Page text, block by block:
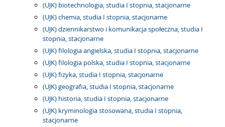
(UJK) biotechnologia, studia I stopnia, stacjonarne
(UJK) chemia, studia I stopnia, stacjonarne
(UJK) dziennikarstwo i komunikacja społeczna, studia I
stopnia, stacjonarne
(UJK) filologia angielska, studia I stopnia, stacjonarne
(UJK) filologia polska, studia I stopnia, stacjonarne
(UJK) fizyka, studia I stopnia, stacjonarne
(UJK) geografia, studia I stopnia, stacjonarne
(UJK) historia, studia I stopnia, stacjonarne
(UJK) kryminologia stosowana, studia I stopnia,
stacjonarne